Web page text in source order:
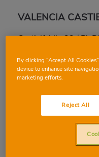
VALENCIA
Castielfabib, 22 / Pl.
Teléfono: 96 340 26
Cerrado
Domingo: Cerrado
Lunes: 09:00-21:30
Martes: 09:00-21:30
Miércoles: 09:00-
By clicking “Accept All
device to enhance site
marketing efforts.
Reject All